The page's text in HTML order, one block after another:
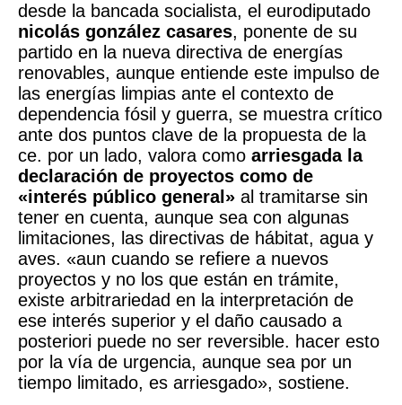
desde la bancada socialista, el eurodiputado
nicolás gonzález casares, ponente de su
partido en la nueva directiva de energías
renovables, aunque entiende este impulso de
las energías limpias ante el contexto de
dependencia fósil y guerra, se muestra crítico
ante dos puntos clave de la propuesta de la
ce. por un lado, valora como arriesgada la
declaración de proyectos como de
«interés público general» al tramitarse sin
tener en cuenta, aunque sea con algunas
limitaciones, las directivas de hábitat, agua y
aves. «aun cuando se refiere a nuevos
proyectos y no los que están en trámite,
existe arbitrariedad en la interpretación de
ese interés superior y el daño causado a
posteriori puede no ser reversible. hacer esto
por la vía de urgencia, aunque sea por un
tiempo limitado, es arriesgado», sostiene.